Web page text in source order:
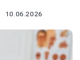
10.06.2026